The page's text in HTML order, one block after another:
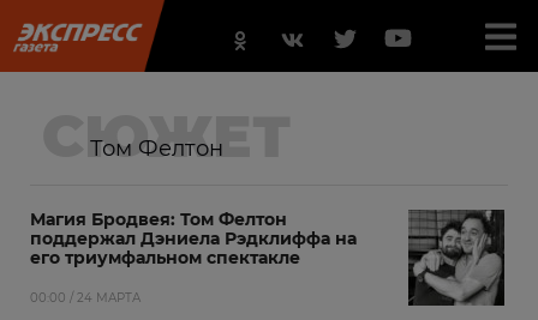
СЮЖЕТ
Том Фелтон
Магия Бродвея: Том Фелтон
поддержал Дэниела Рэдклиффа на
его триумфальном спектакле
00:00 / 24 МАРТА